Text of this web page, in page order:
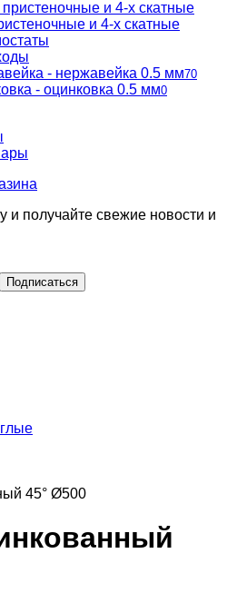
и 4-х скатные
- нержавейка 0.5 мм70
- оцинковка 0.5 мм0
и получайте свежие новости и
45° Ø500